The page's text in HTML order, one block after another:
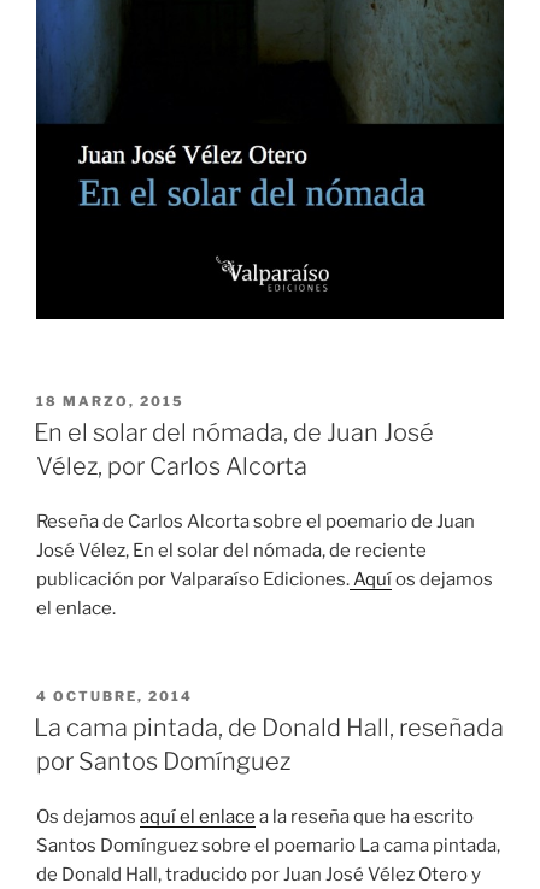
PUBLICADO
EL
18 MARZO, 2015
En el solar del nómada, de Juan José
Vélez, por Carlos Alcorta
Reseña de Carlos Alcorta sobre el poemario de Juan
José Vélez, En el solar del nómada, de reciente
publicación por Valparaíso Ediciones.Aquíos dejamos
el enlace.
PUBLICADO
EL
4 OCTUBRE, 2014
La cama pintada, de Donald Hall, reseñada
por Santos Domínguez
Os dejamos aquí el enlace a la reseña que ha escrito
Santos Domínguez sobre el poemario La cama pintada,
de Donald Hall, traducido por Juan José Vélez Otero y